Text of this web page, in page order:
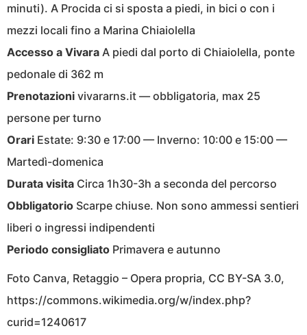
minuti). A Procida ci si sposta a piedi, in bici o con i
mezzi locali fino a Marina Chiaiolella
Accesso a Vivara A piedi dal porto di Chiaiolella, ponte
pedonale di 362 m
Prenotazioni vivararns.it — obbligatoria, max 25
persone per turno
Orari Estate: 9:30 e 17:00 — Inverno: 10:00 e 15:00 —
Martedì-domenica
Durata visita Circa 1h30-3h a seconda del percorso
Obbligatorio Scarpe chiuse. Non sono ammessi sentieri
liberi o ingressi indipendenti
Periodo consigliato Primavera e autunno
Foto Canva, Retaggio – Opera propria, CC BY-SA 3.0,
https://commons.wikimedia.org/w/index.php?
curid=1240617